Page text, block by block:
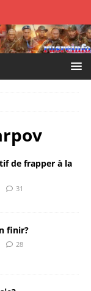
de frapper à la
31
finir?
28